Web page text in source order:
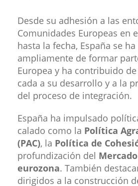
Desde su adhesión a las
Comunidades Europeas en
hasta la fecha, España se
ampliamente de formar
Europea y ha contribuido
cada a su desarrollo y a la
del proceso de integración.
España ha impulsado
calado como la Política
(PAC), la Política de
profundización del
eurozona. También
dirigidos a la construcción